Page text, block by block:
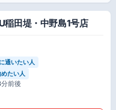
稲田堤・中野島1号店
通いたい人
たい人
前後